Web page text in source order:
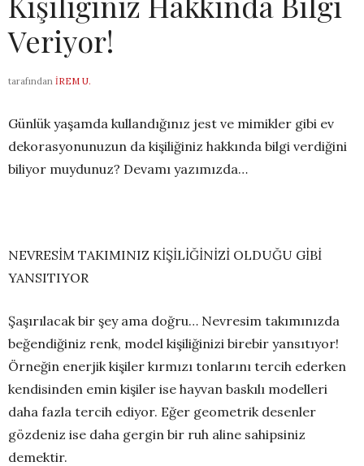
Veriyor!
tarafından İREM U.
Günlük yaşamda kullandığınız jest ve mimikler gibi ev
dekorasyonunuzun da kişiliğiniz hakkında bilgi verdiğini
biliyor muydunuz? Devamı yazımızda…
NEVRESİM TAKIMINIZ KİŞİLİĞİNİZİ OLDUĞU GİBİ
YANSITIYOR
Şaşırılacak bir şey ama doğru… Nevresim takımınızda
beğendiğiniz renk, model kişiliğinizi birebir yansıtıyor!
Örneğin enerjik kişiler kırmızı tonlarını tercih ederken
kendisinden emin kişiler ise hayvan baskılı modelleri
daha fazla tercih ediyor. Eğer geometrik desenler
gözdeniz ise daha gergin bir ruh aline sahipsiniz
demektir.